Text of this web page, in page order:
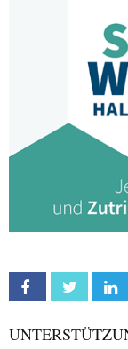
Facebook Twitter